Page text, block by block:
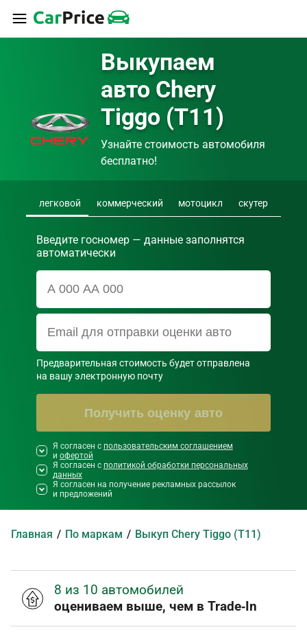
Выкупаем
авто Chery
Tiggo (T11)
Узнайте стоимость автомобиля
бесплатно!
легковой коммерческий мотоцикл скутер
Введите госномер — данные заполнятся
автоматически
Предварительная стоимость будет отправлена
на вашу электронную почту
Получить оценку авто
Необходимо согласиться со всеми
правилами и условиями ниже
Я согласен с пользовательским соглашением
и офертой
Я согласен с политикой обработки персональных
данных
Я согласен на получение рекламных рассылок
и предложений
Главная По маркам Выкуп Chery Tiggo (T11)
8 из 10 автомобилей
оцениваем выше, чем в Trade‑In